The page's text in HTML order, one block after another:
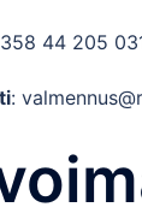
44 205
: